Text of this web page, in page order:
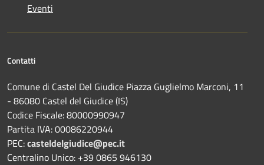
Eventi
Contatti
Comune di Castel Del Giudice Piazza Guglielmo Marconi, 11
- 86080 Castel del Giudice (IS)
Codice Fiscale: 80000990947
Partita IVA: 00086220944
PEC:casteldelgiudice@pec.it
Centralino Unico: +39 0865 946130